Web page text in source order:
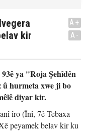
kir
A+
A-
ya "Roja Şehîdên
hurmeta xwe ji bo
diyar kir.
îro (Înî, 7ê Tebaxa
peyamek belav kir ku